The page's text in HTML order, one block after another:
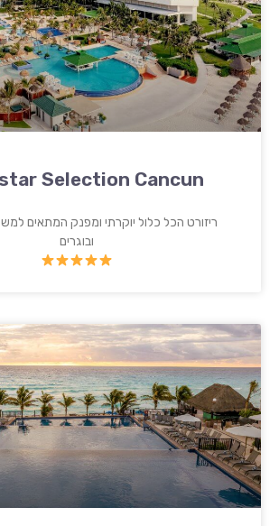
Selection Cancun
ריזורט הכל כלול יוקרתי ומפנק המתאים
ובוגרים